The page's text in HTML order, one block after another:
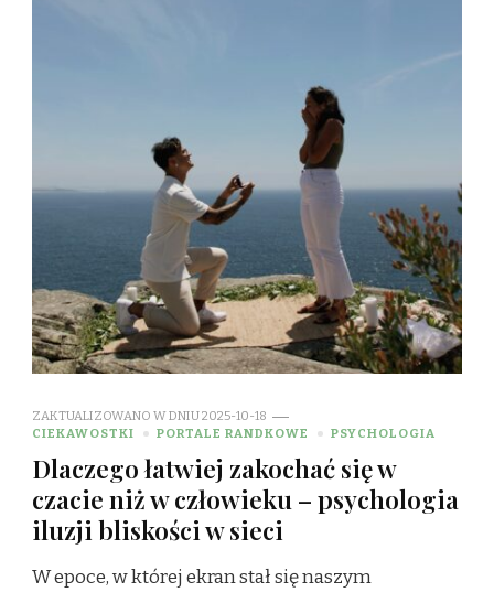
ZAKTUALIZOWANO W DNIU2025-10-18
CIEKAWOSTKI
PORTALE RANDKOWE PSYCHOLOGIA
Dlaczego łatwiej zakochać się w
czacie niż w człowieku – psychologia
iluzji bliskości w sieci
W epoce, w której ekran stał się naszym